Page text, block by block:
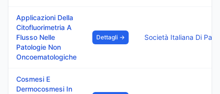
Applicazioni Della
Citofluorimetria A
Flusso Nelle
Patologie Non
Oncoematologiche
Dettagli →
Cosmesi E
Dermocosmesi In